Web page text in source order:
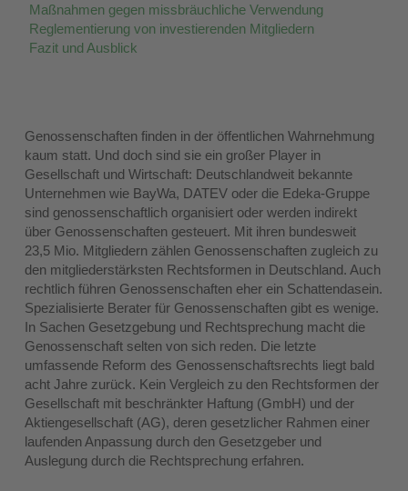
Maßnahmen gegen missbräuchliche Verwendung
Reglementierung von investierenden Mitgliedern
Fazit und Ausblick
Genossenschaften finden in der öffentlichen Wahrnehmung
kaum statt. Und doch sind sie ein großer Player in
Gesellschaft und Wirtschaft: Deutschlandweit bekannte
Unternehmen wie BayWa, DATEV oder die Edeka-Gruppe
sind genossenschaftlich organisiert oder werden indirekt
über Genossenschaften gesteuert. Mit ihren bundesweit
23,5 Mio. Mitgliedern zählen Genossenschaften zugleich zu
den mitgliederstärksten Rechtsformen in Deutschland. Auch
rechtlich führen Genossenschaften eher ein Schattendasein.
Spezialisierte Berater für Genossenschaften gibt es wenige.
In Sachen Gesetzgebung und Rechtsprechung macht die
Genossenschaft selten von sich reden. Die letzte
umfassende Reform des Genossenschaftsrechts liegt bald
acht Jahre zurück. Kein Vergleich zu den Rechtsformen der
Gesellschaft mit beschränkter Haftung (GmbH) und der
Aktiengesellschaft (AG), deren gesetzlicher Rahmen einer
laufenden Anpassung durch den Gesetzgeber und
Auslegung durch die Rechtsprechung erfahren.